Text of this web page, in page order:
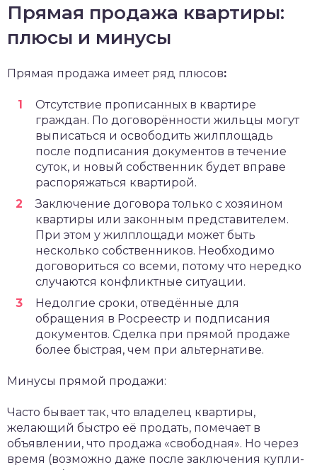
Прямая продажа квартиры:
плюсы и минусы
Прямая продажа имеет ряд плюсов:
Отсутствие прописанных в квартире
граждан. По договорённости жильцы могут
выписаться и освободить жилплощадь
после подписания документов в течение
суток, и новый собственник будет вправе
распоряжаться квартирой.
Заключение договора только с хозяином
квартиры или законным представителем.
При этом у жилплощади может быть
несколько собственников. Необходимо
договориться со всеми, потому что нередко
случаются конфликтные ситуации.
Недолгие сроки, отведённые для
обращения в Росреестр и подписания
документов. Сделка при прямой продаже
более быстрая, чем при альтернативе.
Минусы прямой продажи:
Часто бывает так, что владелец квартиры,
желающий быстро её продать, помечает в
объявлении, что продажа «свободная». Но через
время (возможно даже после заключения купли-